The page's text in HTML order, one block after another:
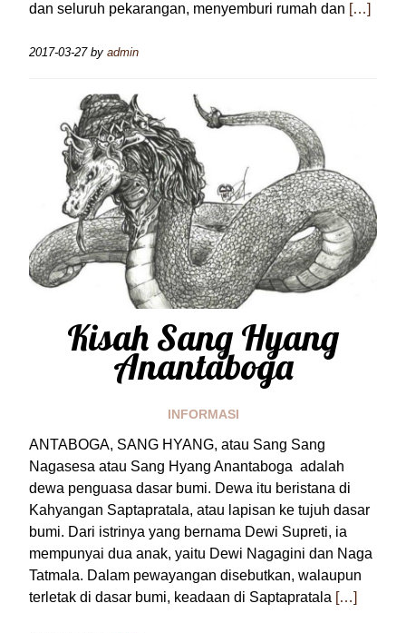
dan seluruh pekarangan, menyemburi rumah dan […]
2017-03-27by admin
Kisah Sang Hyang
Anantaboga
INFORMASI
ANTABOGA, SANG HYANG, atau Sang Sang
Nagasesa atau Sang Hyang Anantaboga adalah
dewa penguasa dasar bumi. Dewa itu beristana di
Kahyangan Saptapratala, atau lapisan ke tujuh dasar
bumi. Dari istrinya yang bernama Dewi Supreti, ia
mempunyai dua anak, yaitu Dewi Nagagini dan Naga
Tatmala. Dalam pewayangan disebutkan, walaupun
terletak di dasar bumi, keadaan di Saptapratala […]